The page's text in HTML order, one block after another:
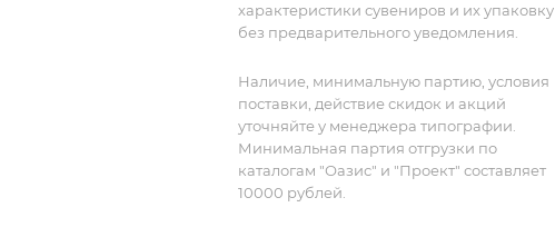
характеристики сувениров и их упаковку
без предварительного уведомления.
Наличие, минимальную партию, условия
поставки, действие скидок и акций
уточняйте у менеджера типографии.
Минимальная партия отгрузки по
каталогам "Оазис" и "Проект" составляет
10000 рублей.